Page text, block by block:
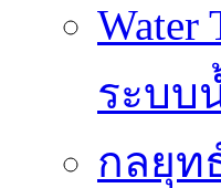
ระบบ
กลยุท